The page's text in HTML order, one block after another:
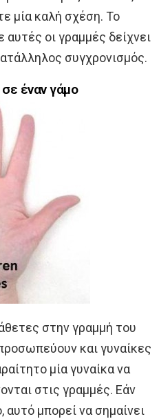
μία καλή σχέση. Το
αυτές οι γραμμές δείχνει
συγχρονισμός.
έναν γάμο
στην γραμμή του
και γυναίκες
μία γυναίκα να
στις γραμμές. Εάν
αυτό μπορεί να σημαίνει